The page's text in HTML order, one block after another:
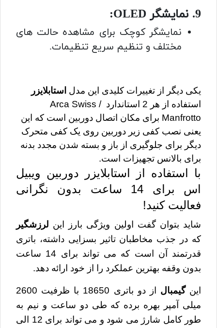
9. نمایشگر OLED:
نمایشگر کوچک برای مشاهده حالت های
مختلف و تنظیم سریع تنظیمات.
یکی دیگر از تغییرات کلیدی این مدل استابلایزر
استفاده از هر 2 استاندارد Arca Swiss /
برای بالانس تجهیزات است.
با استفاده از استابلایزر دوربین ویبیل
اس برای 14 ساعت بدون نگرانی
فعالیت کنید!
شاید بتوان گفت اولین ویژگی بارز این لرزشگیر
که در جذب مخاطبان تاثیر بسزایی داشته، باتری
قدرتمند آن است که می تواند برای 14 ساعت
بدون وقفه بهترین عملکرد را از خود ارائه دهد.
این گیمبال
از دو باتری 18650 با ظرفیت 2600
میلی آمپر بهره برده که طی دو ساعت و نیم به
طور کامل شارژ می شود و می تواند برای 12 الی